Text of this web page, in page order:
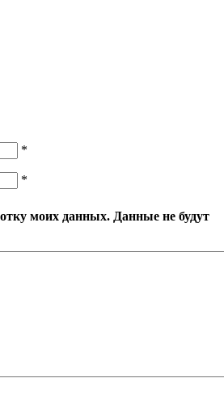
*
*
моих данных. Данные не будут